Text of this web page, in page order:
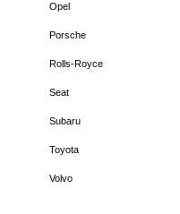
Opel
Porsche
Rolls-Royce
Seat
Subaru
Toyota
Volvo